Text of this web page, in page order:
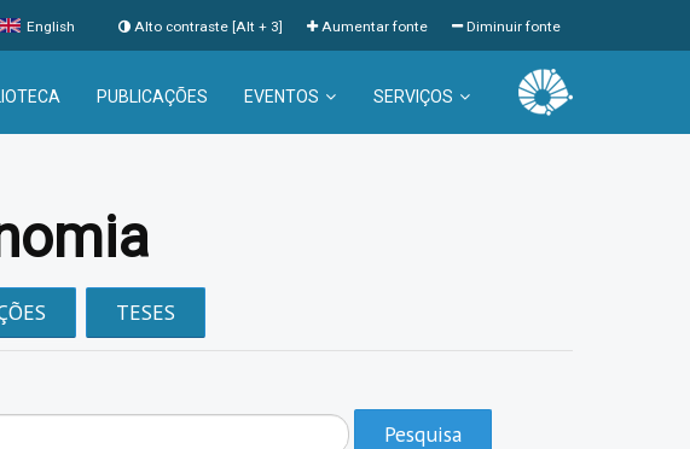
English Diminuir fonte
Aumentar fonte
Alto contraste [Alt + 3]
PUBLICAÇÕES EVENTOS SERVIÇOS
TESES
Pesquisa